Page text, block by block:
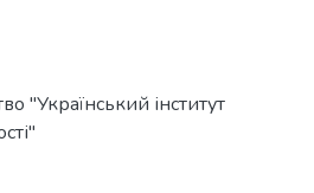
"Український інститут